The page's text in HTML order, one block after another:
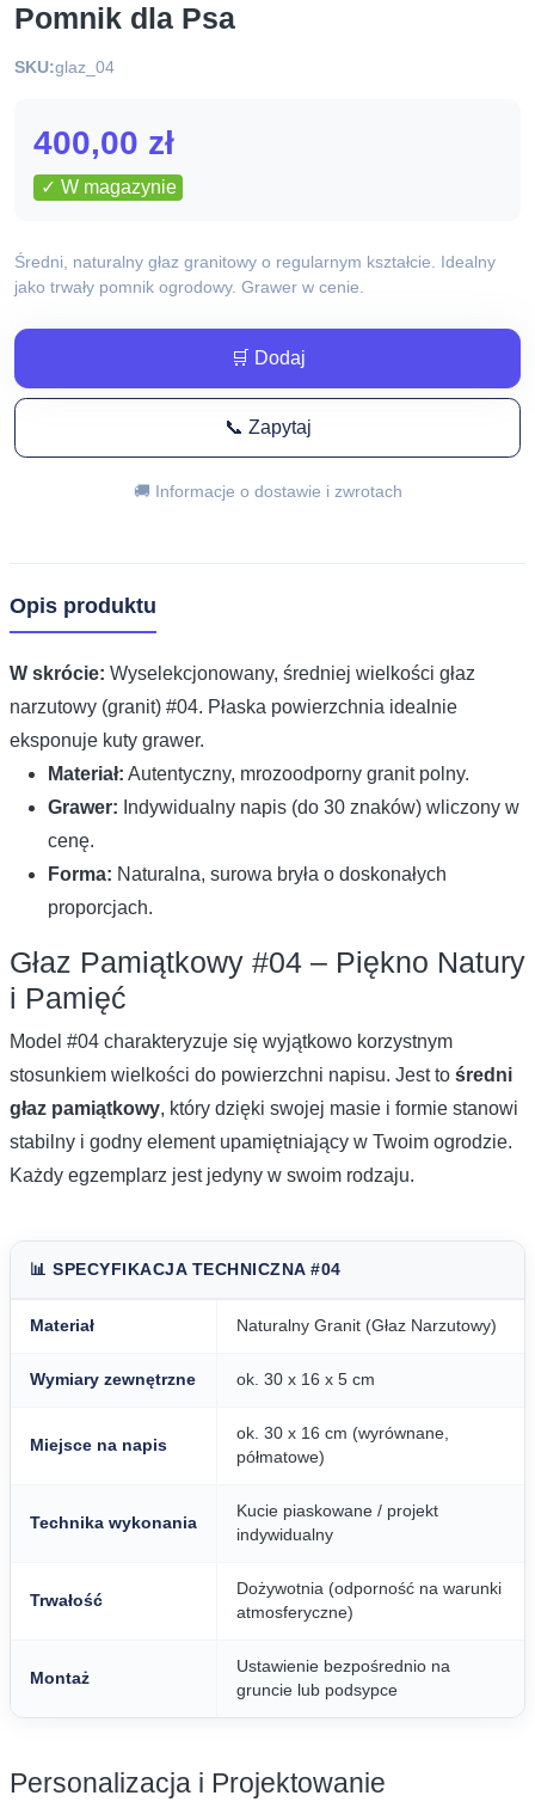
Pomnik dla Psa
SKU:glaz_04
400,00 zł
✓ W magazynie
Średni, naturalny głaz granitowy o regularnym kształcie. Idealny
jako trwały pomnik ogrodowy. Grawer w cenie.
🛒 Dodaj
📞 Zapytaj
🚚 Informacje o dostawie i zwrotach
Opis produktu
W skrócie: Wyselekcjonowany, średniej wielkości głaz
narzutowy (granit) #04. Płaska powierzchnia idealnie
eksponuje kuty grawer.
Materiał: Autentyczny, mrozoodporny granit polny.
Grawer: Indywidualny napis (do 30 znaków) wliczony w
cenę.
Forma: Naturalna, surowa bryła o doskonałych
proporcjach.
Głaz Pamiątkowy #04 – Piękno Natury
i Pamięć
Model #04 charakteryzuje się wyjątkowo korzystnym
stosunkiem wielkości do powierzchni napisu. Jest to średni
głaz pamiątkowy, który dzięki swojej masie i formie stanowi
stabilny i godny element upamiętniający w Twoim ogrodzie.
Każdy egzemplarz jest jedyny w swoim rodzaju.
📊 SPECYFIKACJA TECHNICZNA #04
Materiał Naturalny Granit (Głaz Narzutowy)
Wymiary zewnętrzne ok. 30 x 16 x 5 cm
Miejsce na napis
ok. 30 x 16 cm (wyrównane,
półmatowe)
Technika wykonania
Kucie piaskowane / projekt
indywidualny
Trwałość
Dożywotnia (odporność na warunki
atmosferyczne)
Montaż
Ustawienie bezpośrednio na
gruncie lub podsypce
Personalizacja i Projektowanie